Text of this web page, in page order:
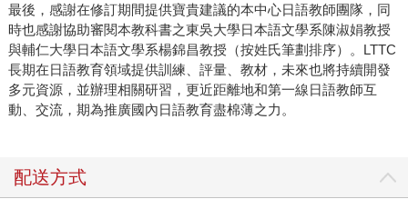
最後，感謝在修訂期間提供寶貴建議的本中心日語教師團隊，同
時也感謝協助審閱本教科書之東吳大學日本語文學系陳淑娟教授
與輔仁大學日本語文學系楊錦昌教授（按姓氏筆劃排序）。LTTC
長期在日語教育領域提供訓練、評量、教材，未來也將持續開發
多元資源，並辦理相關研習，更近距離地和第一線日語教師互
動、交流，期為推廣國內日語教育盡棉薄之力。
配送方式